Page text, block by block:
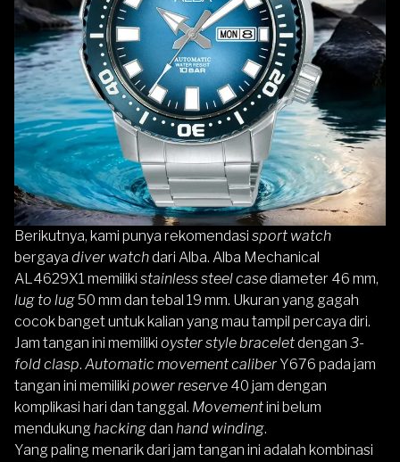
Berikutnya, kami punya rekomendasi sport watch
bergaya diver watchdari Alba. Alba Mechanical
AL4629X1 memiliki stainless steel casediameter 46 mm,
lug to lug50 mm dan tebal 19 mm. Ukuran yang gagah
cocok banget untuk kalian yang mau tampil percaya diri.
Jam tangan ini memiliki oyster style braceletdengan 3-
fold clasp. Automatic movement caliber Y676 pada jam
tangan ini memiliki power reserve 40 jam dengan
komplikasi hari dan tanggal. Movementini belum
mendukung hackingdan hand winding.
Yang paling menarik dari jam tangan ini adalah kombinasi